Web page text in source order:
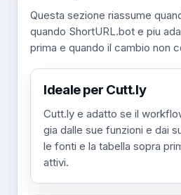
Questa sezione riassume
quando ShortURL.bot e piu
prima e quando il cambio non
Ideale per Cutt.ly
Cutt.ly e adatto se il
gia dalle sue funzioni e dai
le fonti e la tabella sopra
attivi.